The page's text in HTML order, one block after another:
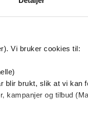
Vi bruker cookies til:
blir brukt, slik at vi kan
kampanjer og tilbud
En lykkelig familie
Stian Hjelvin Andersen